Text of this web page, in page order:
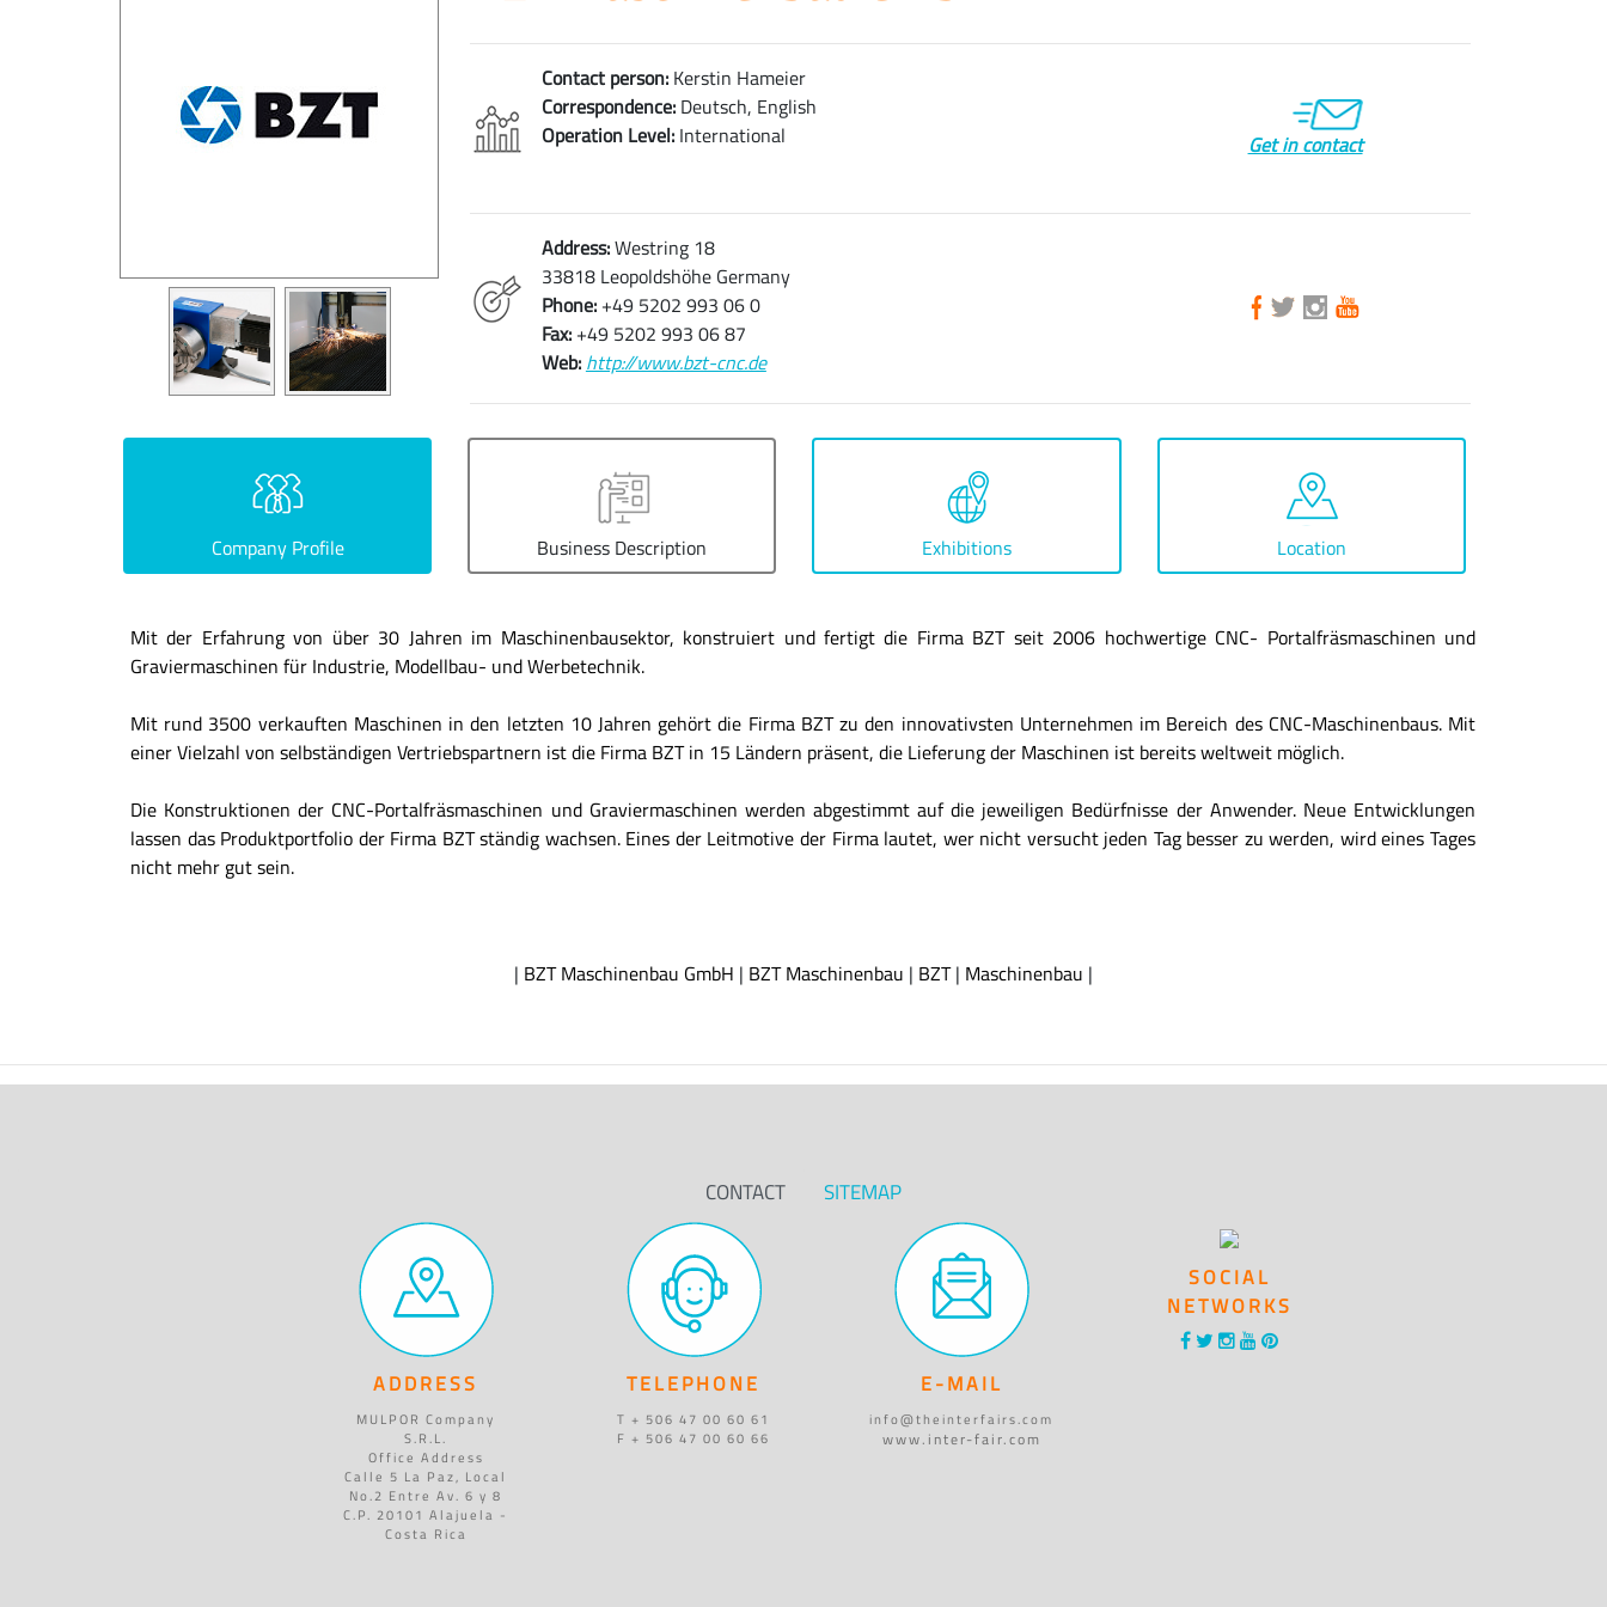
Contact person:Kerstin Hameier
Correspondence:Deutsch, English
Operation Level:International Get in contact
Address:Westring 18
33818 Leopoldshöhe Germany
Phone:+49 5202 993 06 0
Fax:+49 5202 993 06 87
Web: http://www.bzt-cnc.de
Company Profile Business Description Exhibitions Location
Mit der Erfahrung von über 30 Jahren im Maschinenbausektor, konstruiert und fertigt die Firma BZT seit 2006 hochwertige CNC- Portalfräsmaschinen und
Graviermaschinen für Industrie, Modellbau- und Werbetechnik.
Mit rund 3500 verkauften Maschinen in den letzten 10 Jahren gehört die Firma BZT zu den innovativsten Unternehmen im Bereich des CNC-Maschinenbaus. Mit
einer Vielzahl von selbständigen Vertriebspartnern ist die Firma BZT in 15 Ländern präsent, die Lieferung der Maschinen ist bereits weltweit möglich.
Die Konstruktionen der CNC-Portalfräsmaschinen und Graviermaschinen werden abgestimmt auf die jeweiligen Bedürfnisse der Anwender. Neue Entwicklungen
lassen das Produktportfolio der Firma BZT ständig wachsen. Eines der Leitmotive der Firma lautet, wer nicht versucht jeden Tag besser zu werden, wird eines Tages
nicht mehr gut sein.
| BZT Maschinenbau GmbH | BZT Maschinenbau | BZT| Maschinenbau |
CONTACT SITEMAP
ADDRESS
MULPOR Company
S.R.L.
Office Address
Calle 5 La Paz, Local
No.2 Entre Av. 6 y 8
C.P. 20101 Alajuela -
Costa Rica
TELEPHONE
T + 506 47 00 60 61
F + 506 47 00 60 66
E-MAIL
info@theinterfairs.com
www.inter-fair.com
SOCIAL
NETWORKS